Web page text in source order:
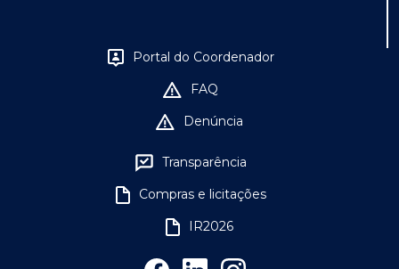
Portal do Coordenador
FAQ
Denúncia
Transparência
Compras e licitações
IR2026